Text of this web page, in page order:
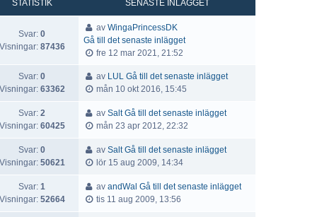
STATISTIK SENASTE INLÄGGET
Svar: 0
Visningar: 87436
avWingaPrincessDK
Gå till det senaste inlägget
fre 12 mar 2021, 21:52
Svar: 0
Visningar: 63362
av LUL Gå till det senaste inlägget
mån 10 okt 2016, 15:45
Svar: 2
Visningar: 60425
avSalt Gå till det senaste inlägget
mån 23 apr 2012, 22:32
Svar: 0
Visningar: 50621
avSalt Gå till det senaste inlägget
lör 15 aug 2009, 14:34
Svar: 1
Visningar: 52664
avandWal Gå till det senaste inlägget
tis 11 aug 2009, 13:56